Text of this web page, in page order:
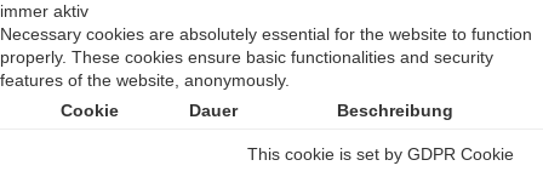
immer aktiv
Necessary cookies are absolutely essential for the website to function
properly. These cookies ensure basic functionalities and security
features of the website, anonymously.
Cookie
Dauer Beschreibung
This cookie is set by GDPR Cookie